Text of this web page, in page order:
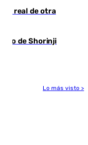
real de otra
de Shorinji
Lo más visto >